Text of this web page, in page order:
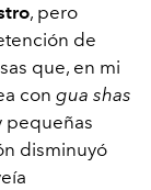
, pero
de
que, en mi
con gua shas
pequeñas
disminuyó